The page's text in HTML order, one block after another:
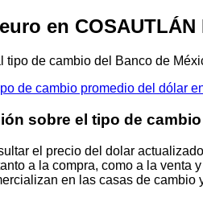
en COSAUTLÁN
tipo de cambio del Banco de
de cambio promedio del dólar
sobre el tipo de
el precio del dolar
a la compra, como a la venta
en las casas de